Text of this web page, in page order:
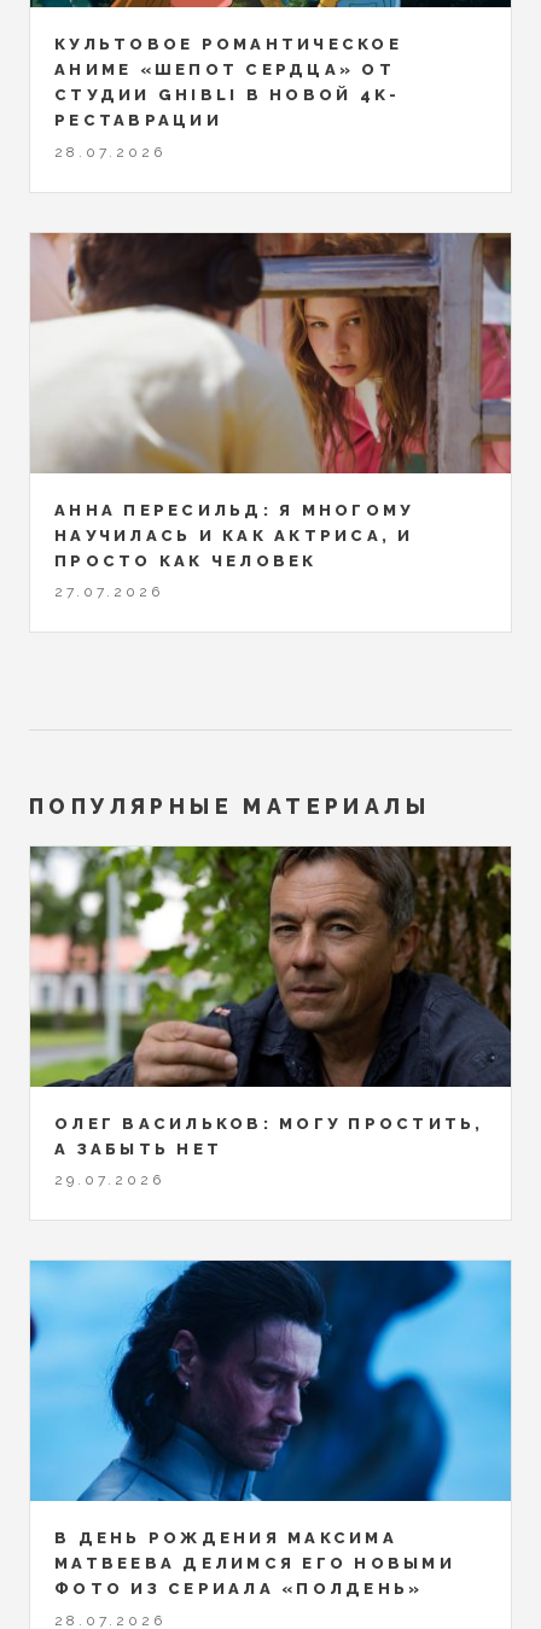
КУЛЬТОВОЕ РОМАНТИЧЕСКОЕ
АНИМЕ «ШЕПОТ СЕРДЦА» ОТ
СТУДИИ GHIBLI В НОВОЙ 4K-
РЕСТАВРАЦИИ
28.07.2026
АННА ПЕРЕСИЛЬД: Я МНОГОМУ
НАУЧИЛАСЬ И КАК АКТРИСА, И
ПРОСТО КАК ЧЕЛОВЕК
27.07.2026
ПОПУЛЯРНЫЕ МАТЕРИАЛЫ
ОЛЕГ ВАСИЛЬКОВ: МОГУ ПРОСТИТЬ,
А ЗАБЫТЬ НЕТ
29.07.2026
В ДЕНЬ РОЖДЕНИЯ МАКСИМА
МАТВЕЕВА ДЕЛИМСЯ ЕГО НОВЫМИ
ФОТО ИЗ СЕРИАЛА «ПОЛДЕНЬ»
28.07.2026